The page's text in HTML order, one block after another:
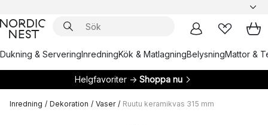
Dukning & ServeringInredningKök & MatlagningBelysningMattor &
Helgfavoriter → Shoppa nu
Inredning / Dekoration / Vaser / Ruutu keramikvas 315 mm